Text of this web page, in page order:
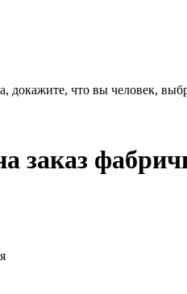
докажите, что вы человек,
заказ